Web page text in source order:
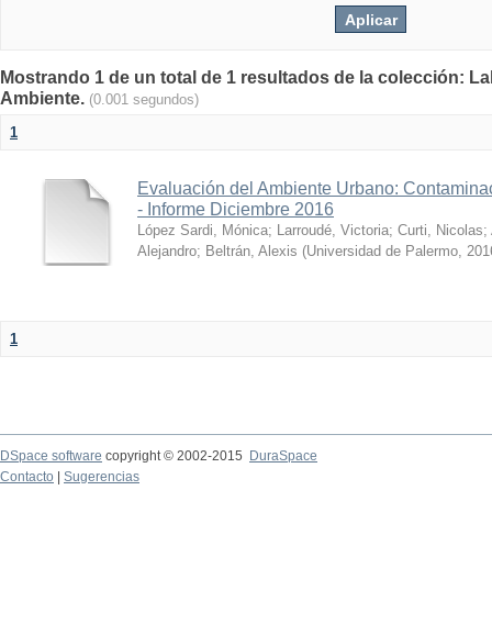
Mostrando 1 de un total de 1 resultados de la colección:
Ambiente. (0.001 segundos)
1
Evaluación del Ambiente Urbano:
- Informe Diciembre 2016
López Sardi, Mónica; Larroudé, Victoria; Curti, Nicolas;
Alejandro; Beltrán, Alexis (Universidad de Palermo,
1
DSpace software copyright © 2002-2015
DuraSpace
Contacto
Sugerencias